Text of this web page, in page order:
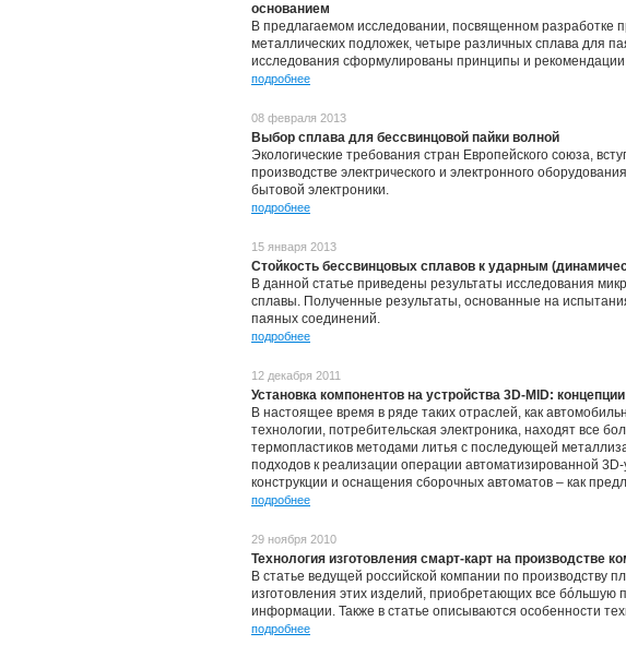
основанием
В предлагаемом исследовании, посвященном разработке
металлических подложек, четыре различных сплава для
исследования сформулированы принципы и рекомендации
подробнее
08 февраля 2013
Выбор сплава для бессвинцовой пайки волной
Экологические требования стран Европейского союза,
производстве электрического и электронного
бытовой электроники.
подробнее
15 января 2013
Стойкость бессвинцовых сплавов к ударным
В данной статье приведены результаты исследования
сплавы. Полученные результаты, основанные на
паяных соединений.
подробнее
12 декабря 2011
Установка компонентов на устройства 3D-MID:
В настоящее время в ряде таких отраслей, как
технологии, потребительская электроника, находят все
термопластиков методами литья с последующей
подходов к реализации операции автоматизированной
конструкции и оснащения сборочных автоматов – как
подробнее
29 ноября 2010
Технология изготовления смарт-карт на производстве
В статье ведущей российской компании по
изготовления этих изделий, приобретающих все
информации. Также в статье описываются особенности
подробнее